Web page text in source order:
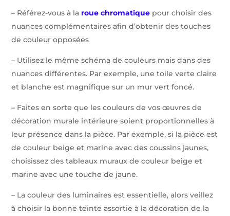
– Référez-vous à la roue chromatique pour choisir des
nuances complémentaires afin d’obtenir des touches
de couleur opposées
– Utilisez le même schéma de couleurs mais dans des
nuances différentes. Par exemple, une toile verte claire
et blanche est magnifique sur un mur vert foncé.
– Faites en sorte que les couleurs de vos œuvres de
décoration murale intérieure soient proportionnelles à
leur présence dans la pièce. Par exemple, si la pièce est
de couleur beige et marine avec des coussins jaunes,
choisissez des tableaux muraux de couleur beige et
marine avec une touche de jaune.
– La couleur des luminaires est essentielle, alors veillez
à choisir la bonne teinte assortie à la décoration de la